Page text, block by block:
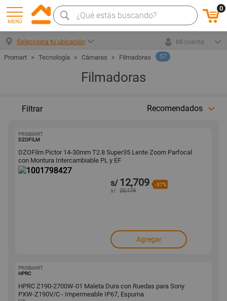
MENÚ
0
Selecciona tu ubicación Mi cuenta
Tecnología Cámaras Filmadoras 57
Filmadoras
Filtrar Recomendados
PROSMART
DZOFILM
DZOFilm Pictor 14-30mm T2.8 Super35 Lente Zoom Parfocal
con Montura Intercambiable PL y EF
s/ 12,709 -37%
s/ 20,179
Agregar
PROSMART
HPRC
HPRC Z190-2700W-01 Maleta Dura con Ruedas para Sony
PXW-Z190V/C - Impermeable IP67, Espuma